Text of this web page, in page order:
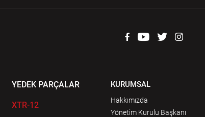
YEDEK PARÇALAR
XTR-12
KURUMSAL
Hakkımızda
Yönetim Kurulu Başkanı